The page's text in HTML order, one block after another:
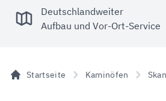
Deutschlandweiter
Aufbau und Vor-Ort-Service
Startseite Kaminöfen